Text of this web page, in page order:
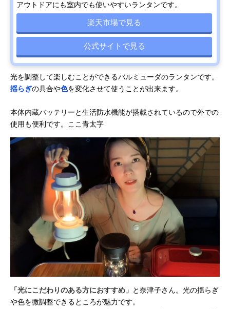
アウトドアにも室内でも使いやすいランタンです。
楽天市場で見る
公式サイトで見る
光を調整して楽しむことができるバルミューダのランタンです。
揺らぎの具合や色を変化させて使うことが出来ます。
本体内蔵バッテリーと生活防水機能が搭載されているので外での
使用も便利です。ここ青太字
「光にこだわりのある方におすすめ」 と奈津子さん。光の揺らぎ
や色を微調整できるところが魅力です。